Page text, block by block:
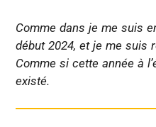
Comme dans je me suis
début 2024, et je me suis
Comme si cette année à
existé.